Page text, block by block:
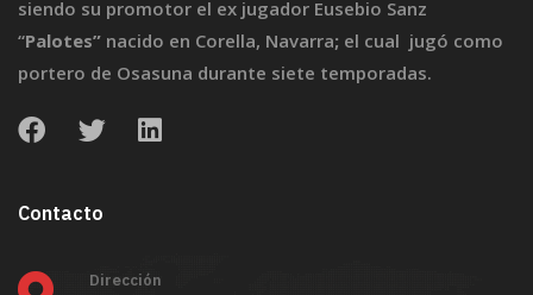
siendo su promotor el ex jugador Eusebio Sanz
“Palotes” nacido en Corella, Navarra; el cual jugó como
portero de Osasuna durante siete temporadas.
Contacto
Dirección